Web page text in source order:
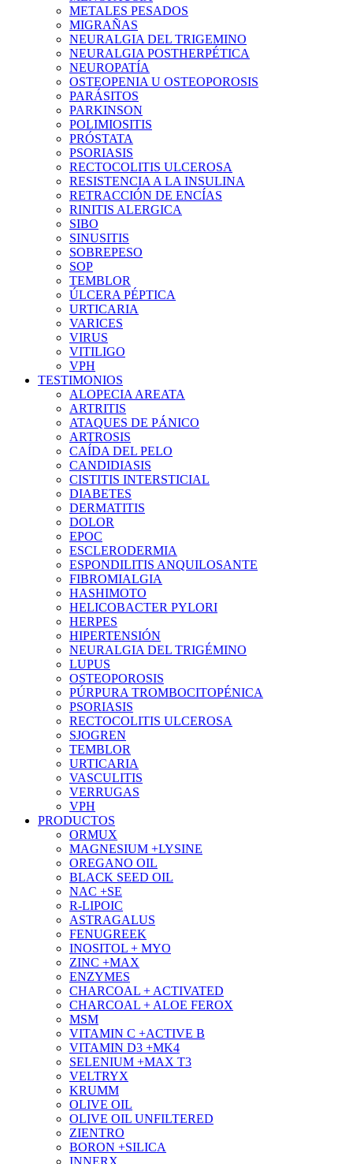
METALES PESADOS
MIGRAÑAS
NEURALGIA DEL TRIGEMINO
NEURALGIA POSTHERPÉTICA
NEUROPATÍA
OSTEOPENIA U OSTEOPOROSIS
PARÁSITOS
PARKINSON
POLIMIOSITIS
PRÓSTATA
PSORIASIS
RECTOCOLITIS ULCEROSA
RESISTENCIA A LA INSULINA
RETRACCIÓN DE ENCÍAS
RINITIS ALERGICA
SIBO
SINUSITIS
SOBREPESO
SOP
TEMBLOR
ÚLCERA PÉPTICA
URTICARIA
VARICES
VIRUS
VITILIGO
VPH
TESTIMONIOS
ALOPECIA AREATA
ARTRITIS
ATAQUES DE PÁNICO
ARTROSIS
CAÍDA DEL PELO
CANDIDIASIS
CISTITIS INTERSTICIAL
DIABETES
DERMATITIS
DOLOR
EPOC
ESCLERODERMIA
ESPONDILITIS ANQUILOSANTE
FIBROMIALGIA
HASHIMOTO
HELICOBACTER PYLORI
HERPES
HIPERTENSIÓN
NEURALGIA DEL TRIGÉMINO
LUPUS
OSTEOPOROSIS
PÚRPURA TROMBOCITOPÉNICA
PSORIASIS
RECTOCOLITIS ULCEROSA
SJOGREN
TEMBLOR
URTICARIA
VASCULITIS
VERRUGAS
VPH
PRODUCTOS
ORMUX
MAGNESIUM +LYSINE
OREGANO OIL
BLACK SEED OIL
NAC +SE
R-LIPOIC
ASTRAGALUS
FENUGREEK
INOSITOL + MYO
ZINC +MAX
ENZYMES
CHARCOAL + ACTIVATED
CHARCOAL + ALOE FEROX
MSM
VITAMIN C +ACTIVE B
VITAMIN D3 +MK4
SELENIUM +MAX T3
VELTRYX
KRUMM
OLIVE OIL
OLIVE OIL UNFILTERED
ZIENTRO
BORON +SILICA
INNERX